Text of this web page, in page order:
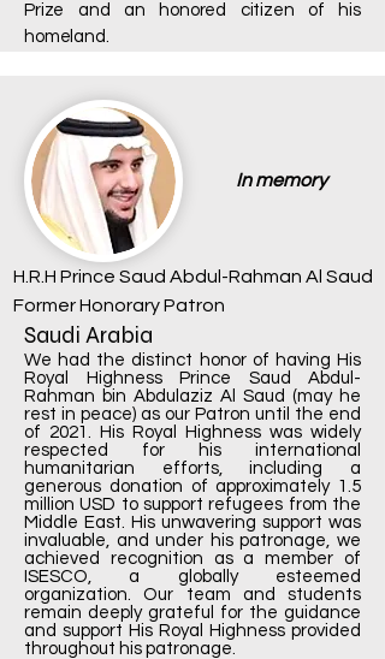
Prize and an honored citizen of his
homeland.
In memory
H.R.H Prince Saud Abdul-Rahman Al Saud
Former Honorary Patron
Saudi Arabia
We had the distinct honor of having His
Royal Highness Prince Saud Abdul-
Rahman bin Abdulaziz Al Saud (may he
rest in peace) as our Patron until the end
of 2021. His Royal Highness was widely
respected for his international
humanitarian efforts, including a
generous donation of approximately 1.5
million USD to support refugees from the
Middle East. His unwavering support was
invaluable, and under his patronage, we
achieved recognition as a member of
ISESCO, a globally esteemed
organization. Our team and students
remain deeply grateful for the guidance
and support His Royal Highness provided
throughout his patronage.